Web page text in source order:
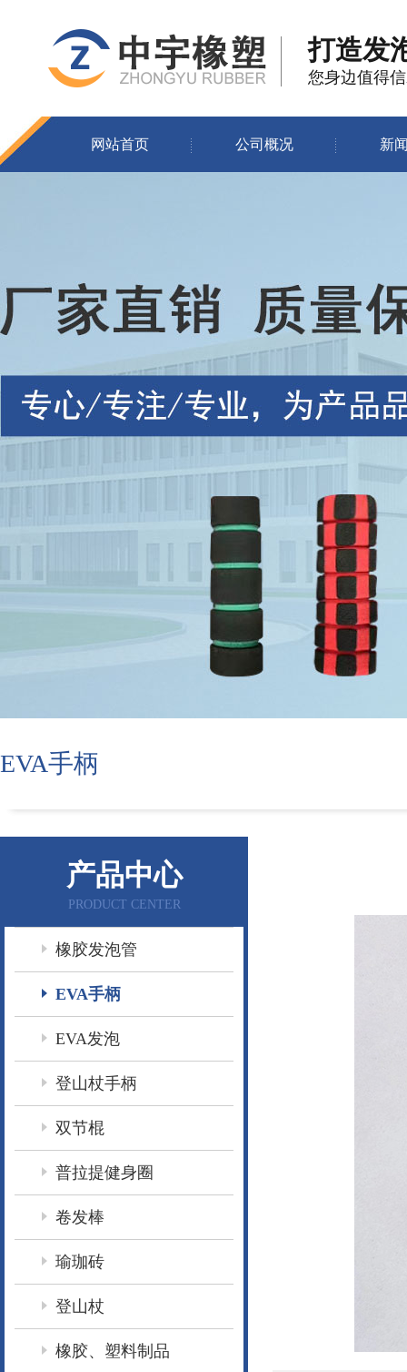
打造发
您身边值得
网站首页 公司概况 新
EVA手柄
产品中心
PRODUCT CENTER
橡胶发泡管
EVA手柄
EVA发泡
登山杖手柄
双节棍
普拉提健身圈
卷发棒
瑜珈砖
登山杖
橡胶、塑料制品